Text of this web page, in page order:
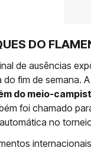
DO
de ausências
do fim de semana.
do meio-
foi chamado
no